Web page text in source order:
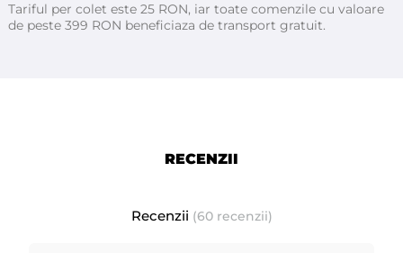
Tariful per colet este 25 RON, iar toate comenzile cu valoare
de peste 399 RON beneficiaza de transport gratuit.
RECENZII
Recenzii (60 recenzii)